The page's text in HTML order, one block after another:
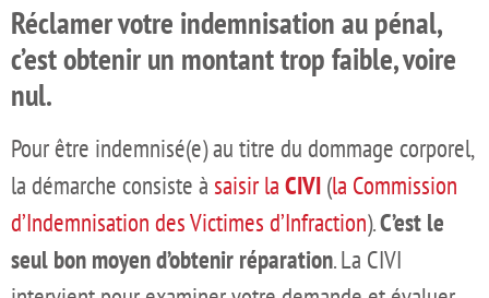
Réclamer votre indemnisation au pénal,
c’est obtenir un montant trop faible, voire
nul.
Pour être indemnisé(e) au titre du dommage corporel,
la démarche consiste à saisir la CIVI (la Commission
d’Indemnisation des Victimes d’Infraction).C’est le
seul bon moyen d’obtenir réparation. La CIVI